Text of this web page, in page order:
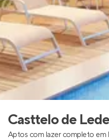
Casttelo de
Aptos com lazer completo em